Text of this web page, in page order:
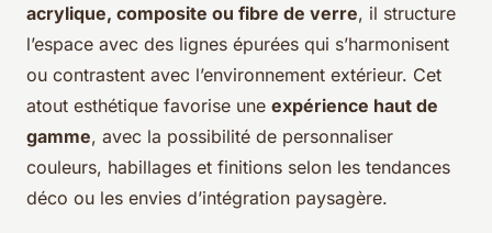
acrylique, composite ou fibre de verre, il structure
l’espace avec des lignes épurées qui s’harmonisent
ou contrastent avec l’environnement extérieur. Cet
atout esthétique favorise une expérience haut de
gamme, avec la possibilité de personnaliser
couleurs, habillages et finitions selon les tendances
déco ou les envies d’intégration paysagère.